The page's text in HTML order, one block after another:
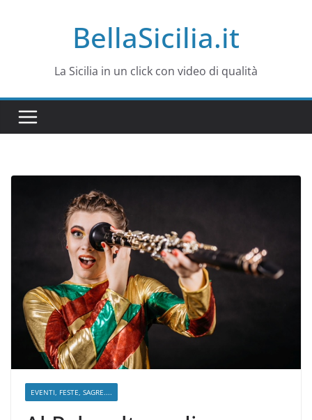
BellaSicilia.it
La Sicilia in un click con video di qualità
EVENTI, FESTE, SAGRE....